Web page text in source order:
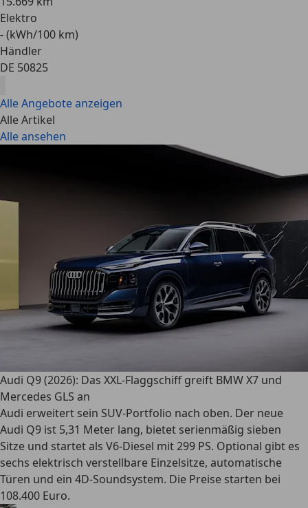
Elektro
- (kWh/100 km)
Händler
DE 50825
Alle Angebote anzeigen
Alle Artikel
Alle ansehen
Audi Q9 (2026): Das XXL-Flaggschiff greift BMW X7 und
Mercedes GLS an
Audi erweitert sein SUV-Portfolio nach oben. Der neue
Audi Q9 ist 5,31 Meter lang, bietet serienmäßig sieben
Sitze und startet als V6-Diesel mit 299 PS. Optional gibt es
sechs elektrisch verstellbare Einzelsitze, automatische
Türen und ein 4D-Soundsystem. Die Preise starten bei
108.400 Euro.